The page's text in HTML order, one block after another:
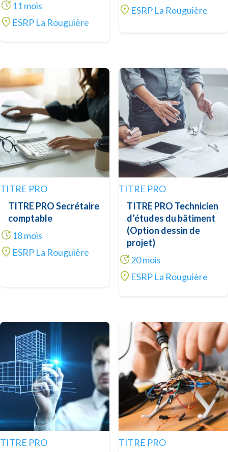
11 mois
ESRP La Rouguière
ESRP La Rouguière
TITRE PRO
TITRE PRO Secrétaire
comptable
18 mois
ESRP La Rouguière
TITRE PRO
TITRE PRO Technicien
d’études du bâtiment
(Option dessin de
projet)
20 mois
ESRP La Rouguière
TITRE PRO TITRE PRO